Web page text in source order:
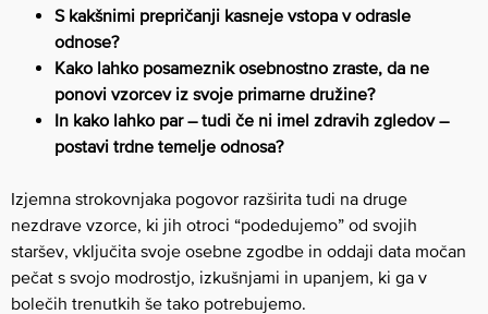
S kakšnimi prepričanji kasneje vstopa v odrasle
odnose?
Kako lahko posameznik osebnostno zraste, da ne
ponovi vzorcev iz svoje primarne družine?
In kako lahko par – tudi če ni imel zdravih zgledov –
postavi trdne temelje odnosa?
Izjemna strokovnjaka pogovor razširita tudi na druge
nezdrave vzorce, ki jih otroci “podedujemo” od svojih
staršev, vključita svoje osebne zgodbe in oddaji data močan
pečat s svojo modrostjo, izkušnjami in upanjem, ki ga v
bolečih trenutkih še tako potrebujemo.